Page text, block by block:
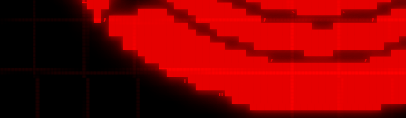
█,▄▄▄▄████▄  ▀███████▄▄,   `▀▀▀▀▀▀`
███████████▄
████████████▄▄
▀██████████████▄▄▄,    ▀▀▀▀